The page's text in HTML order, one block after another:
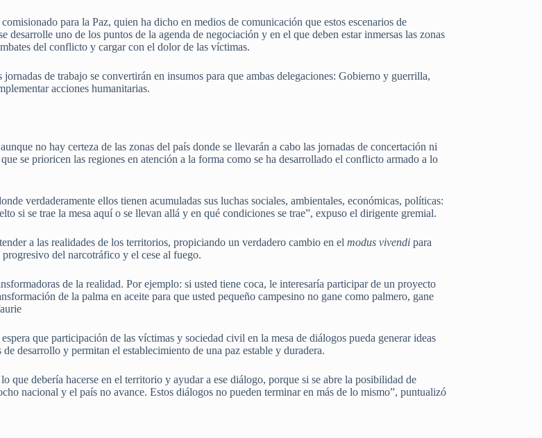
para la Paz, quien ha dicho en medios de comunicación que estos escenarios de
desarrolle uno de los puntos de la agenda de negociación y en el que deben estar inmersas las zonas
del conflicto y cargar con el dolor de las víctimas.
de trabajo se convertirán en insumos para que ambas delegaciones: Gobierno y guerrilla,
acciones humanitarias.
no hay certeza de las zonas del país donde se llevarán a cabo las jornadas de concertación ni
se prioricen las regiones en atención a la forma como se ha desarrollado el conflicto armado a lo
verdaderamente ellos tienen acumuladas sus luchas sociales, ambientales, económicas, políticas:
si se trae la mesa aquí o se llevan allá y en qué condiciones se trae”, expuso el dirigente gremial.
a las realidades de los territorios, propiciando un verdadero cambio en elmodus vivendi para
del narcotráfico y el cese al fuego.
de la realidad. Por ejemplo: si usted tiene coca, le interesaría participar de un proyecto
de la palma en aceite para que usted pequeño campesino no gane como palmero, gane
que participación de las víctimas y sociedad civil en la mesa de diálogos pueda generar ideas
desarrollo y permitan el establecimiento de una paz estable y duradera.
que debería hacerse en el territorio y ayudar a ese diálogo, porque si se abre la posibilidad de
nacional y el país no avance. Estos diálogos no pueden terminar en más de lo mismo”, puntualizó